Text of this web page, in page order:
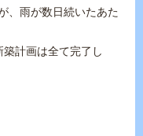
、雨が数日続いたあた
計画は全て完了し